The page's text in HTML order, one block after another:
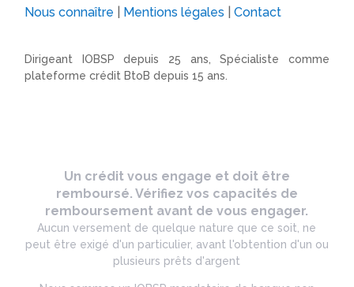
Nous connaître Mentions légales |Contact
Dirigeant IOBSP depuis 25 ans, Spécialiste comme
plateforme crédit BtoB depuis 15 ans.
Un crédit vous engage et doit être
remboursé. Vérifiez vos capacités de
remboursement avant de vous engager.
Aucun versement de quelque nature que ce soit, ne
peut être exigé d'un particulier, avant l'obtention d'un ou
plusieurs prêts d'argent